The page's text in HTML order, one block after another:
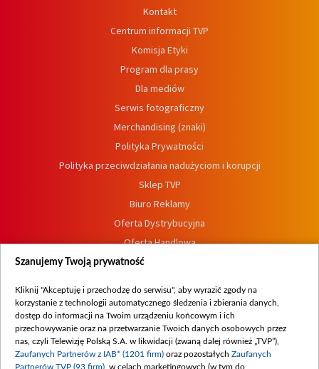
Kontakt
Centrum informacji TVP
Komisja Etyki
Program dla prasy
Dla mediów
Serwis fotograficzny
Merchandising (znaki)
Polityka Prywatności
Polityka przeciwdziałania nadużyciom i korupcji
Sklep TVP
Biuro Reklamy
Oferta Dystrybucyjna
Oferta Handlowa
Dostępność
Procedura zgłoszeń wewnętrznych
Szanujemy Twoją prywatność
Kliknij "Akceptuję i przechodzę do serwisu", aby wyrazić zgody na
korzystanie z technologii automatycznego śledzenia i zbierania danych,
dostęp do informacji na Twoim urządzeniu końcowym i ich
przechowywanie oraz na przetwarzanie Twoich danych osobowych przez
nas, czyli Telewizję Polską S.A. w likwidacji (zwaną dalej również „TVP”),
Zaufanych Partnerów z IAB* (1201 firm) oraz pozostałych Zaufanych
Partnerów TVP (93 firm) , w celach marketingowych (w tym do